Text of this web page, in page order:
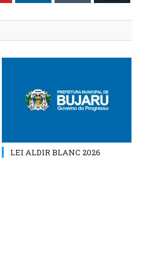
LEI ALDIR BLANC 2026